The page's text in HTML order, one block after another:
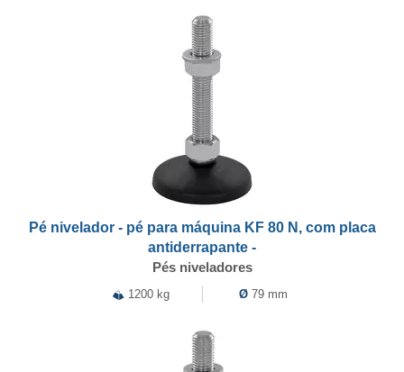
Pé nivelador - pé para máquina KF 80 N, com placa
antiderrapante -
Pés niveladores
1200 kg Ø 79 mm